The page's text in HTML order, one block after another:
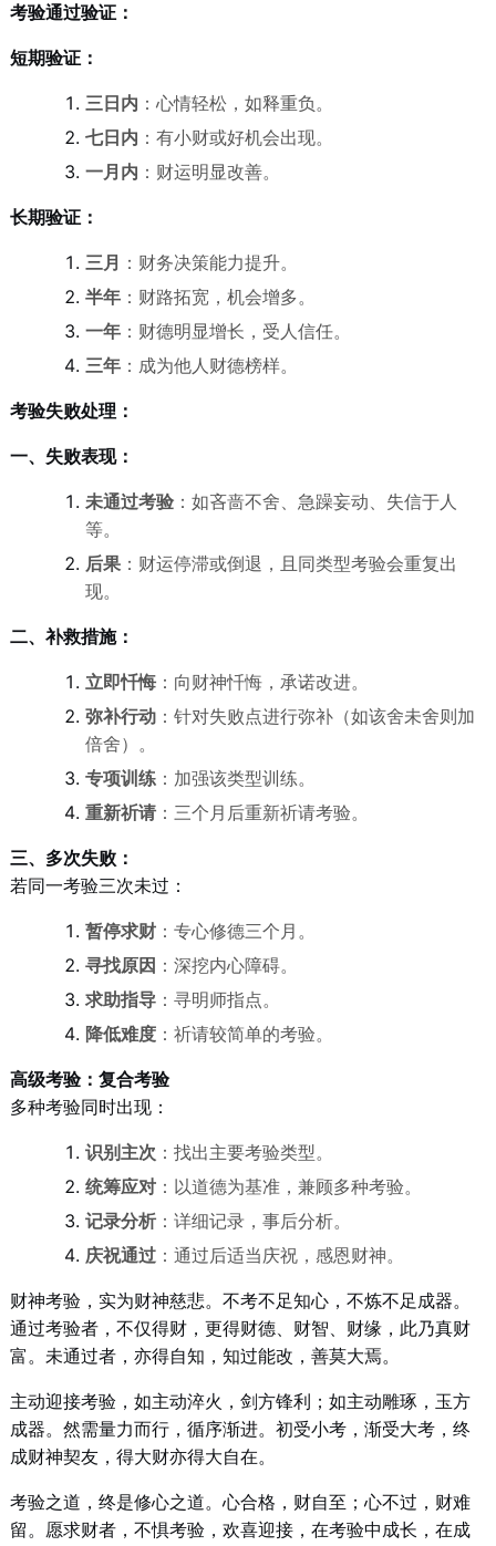
考验通过验证：
短期验证：
三日内 ：心情轻松，如释重负。
七日内 ：有小财或好机会出现。
一月内 ：财运明显改善。
长期验证：
三月 ：财务决策能力提升。
半年：财路拓宽，机会增多。
一年：财德明显增长，受人信任。
三年：成为他人财德榜样。
考验失败处理：
一、失败表现：
未通过考验：如吝啬不舍、急躁妄动、失信于人
等。
后果：财运停滞或倒退，且同类型考验会重复出
现。
二、补救措施：
立即忏悔：向财神忏悔，承诺改进。
弥补行动：针对失败点进行弥补（如该舍未舍则加
倍舍）。
专项训练：加强该类型训练。
重新祈请：三个月后重新祈请考验。
三、多次失败：
若同一考验三次未过：
暂停求财：专心修德三个月。
寻找原因 ：深挖内心障碍。
求助指导：寻明师指点。
降低难度：祈请较简单的考验。
高级考验：复合考验
多种考验同时出现：
识别主次 ：找出主要考验类型。
统筹应对：以道德为基准，兼顾多种考验。
记录分析：详细记录，事后分析。
庆祝通过：通过后适当庆祝，感恩财神。
财神考验，实为财神慈悲。不考不足知心，不炼不足成器。
通过考验者，不仅得财，更得财德、财智、财缘，此乃真财
富。未通过者，亦得自知，知过能改，善莫大焉。
主动迎接考验，如主动淬火，剑方锋利；如主动雕琢，玉方
成器。然需量力而行，循序渐进。初受小考，渐受大考，终
成财神契友，得大财亦得大自在。
考验之道，终是修心之道。心合格，财自至；心不过，财难
留。愿求财者，不惧考验，欢喜迎接，在考验中成长，在成